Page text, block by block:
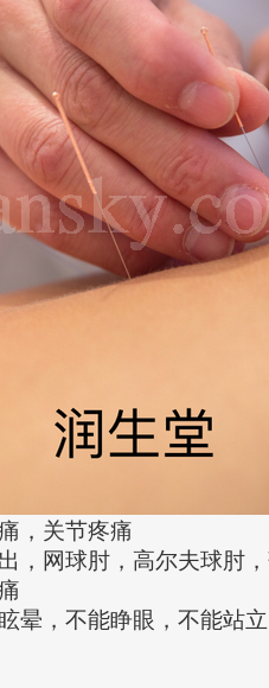
，关节疼痛
，网球肘，高尔夫球肘
晕，不能睁眼，不能站立